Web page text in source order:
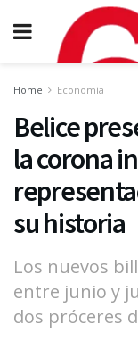
Home Economía
Belice
la corona
su historia
Los nuevos
entre junio y
dos próceres